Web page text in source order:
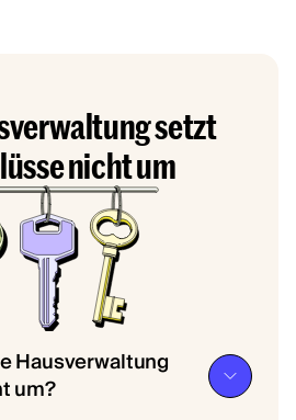
setzt
nicht um
Hausverwaltung
um?